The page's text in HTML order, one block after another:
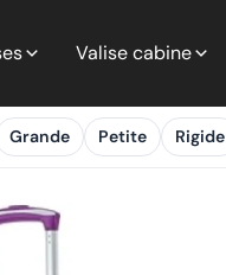
Valise cabine
Grande Petite Rigide